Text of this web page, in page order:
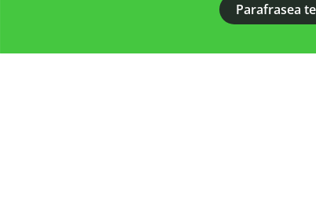
Parafrasea